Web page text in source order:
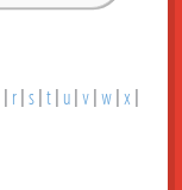
r s t u v w x